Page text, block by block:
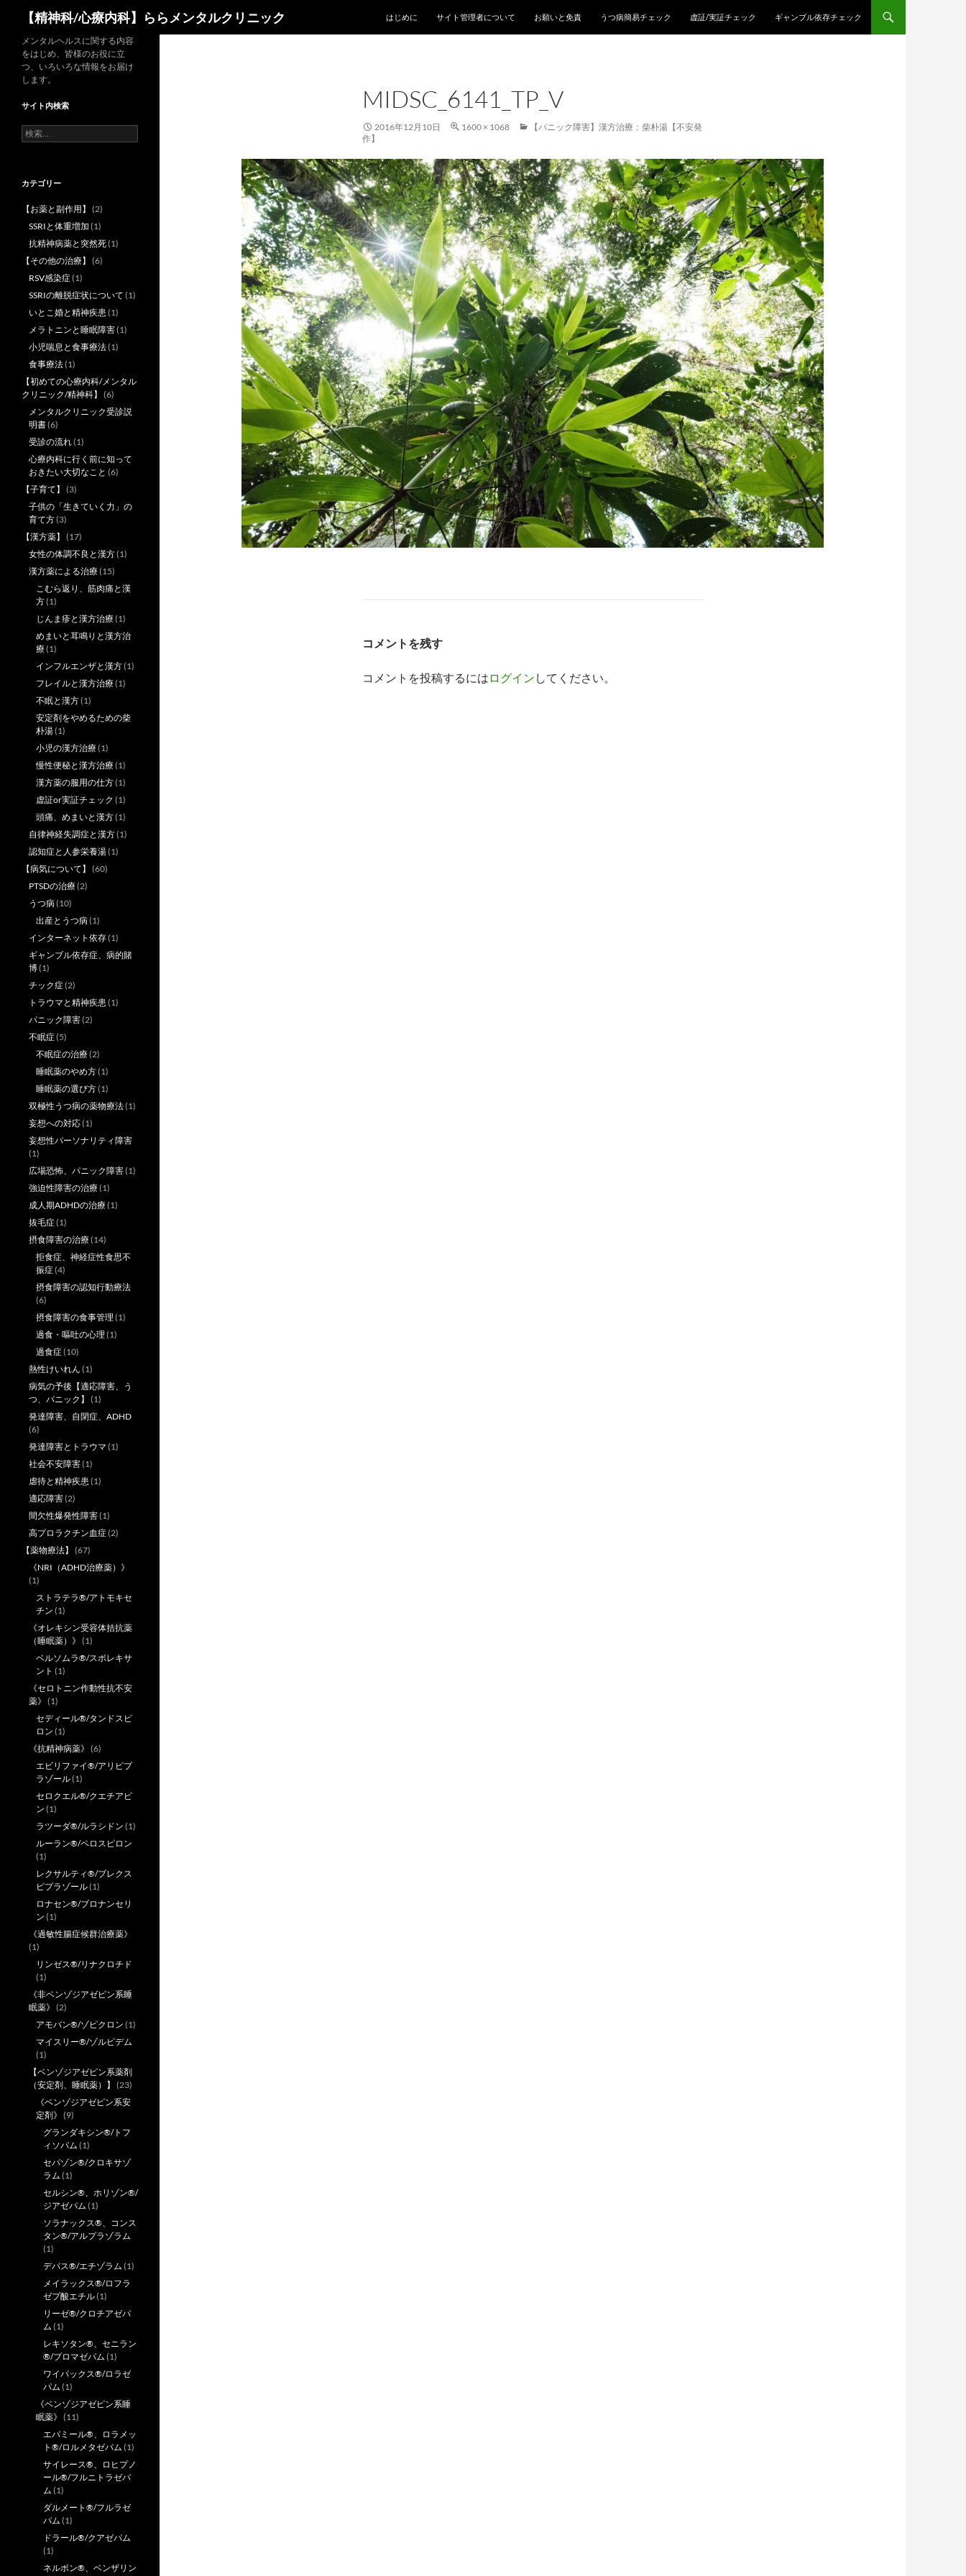
【精神科/心療内科】ららメンタルクリニック はじめに サイト管理者について お願いと免責 うつ病簡易チェック 虚証/実証チェック ギャンブル依存チェック
MIDSC_6141_TP_V
2016年12月10日 1600 × 1068
【パニック障害】漢方治療：柴朴湯【不安発
作】
コメントを残す
コメントを投稿するには ログイン してください。
メンタルヘルスに関する内容
をはじめ、皆様のお役に立
つ、いろいろな情報をお届け
します。
サイト内検索
検
索:
カテゴリー
【お薬と副作用】
(2)
SSRIと体重増加 (1)
抗精神病薬と突然死(1)
【その他の治療】
(6)
RSV感染症(1)
SSRIの離脱症状について (1)
いとこ婚と精神疾患 (1)
メラトニンと睡眠障害(1)
小児喘息と食事療法(1)
食事療法(1)
【初めての心療内科/メンタル
クリニック/精神科】
(6)
メンタルクリニック受診説
明書(6)
受診の流れ(1)
心療内科に行く前に知って
おきたい大切なこと (6)
【子育て】
(3)
子供の「生きていく力」の
育て方(3)
【漢方薬】
(17)
女性の体調不良と漢方(1)
漢方薬による治療(15)
こむら返り、筋肉痛と漢
方(1)
じんま疹と漢方治療(1)
めまいと耳鳴りと漢方治
療(1)
インフルエンザと漢方(1)
フレイルと漢方治療(1)
不眠と漢方(1)
安定剤をやめるための柴
朴湯(1)
小児の漢方治療(1)
慢性便秘と漢方治療(1)
漢方薬の服用の仕方(1)
虚証or実証チェック (1)
頭痛、めまいと漢方(1)
自律神経失調症と漢方(1)
認知症と人参栄養湯(1)
【病気について】
(60)
PTSDの治療(2)
うつ病(10)
出産とうつ病(1)
インターネット依存(1)
ギャンブル依存症、病的賭
博(1)
チック症(2)
トラウマと精神疾患 (1)
パニック障害(2)
不眠症(5)
不眠症の治療(2)
睡眠薬のやめ方(1)
睡眠薬の選び方(1)
双極性うつ病の薬物療法(1)
妄想への対応(1)
妄想性パーソナリティ障害
(1)
広場恐怖、パニック障害(1)
強迫性障害の治療(1)
成人期ADHDの治療(1)
抜毛症(1)
摂食障害の治療(14)
拒食症、神経症性食思不
振症(4)
摂食障害の認知行動療法
(6)
摂食障害の食事管理 (1)
過食・嘔吐の心理 (1)
過食症(10)
熱性けいれん (1)
病気の予後【適応障害、う
つ、パニック】
(1)
発達障害、自閉症、ADHD
(6)
発達障害とトラウマ (1)
社会不安障害(1)
虐待と精神疾患 (1)
適応障害(2)
間欠性爆発性障害(1)
高プロラクチン血症(2)
【薬物療法】
(67)
《NRI（ADHD治療薬）》
(1)
ストラテラ®/アトモキセ
チン (1)
《オレキシン受容体拮抗薬
（睡眠薬）》 (1)
ベルソムラ®/スボレキサ
ント (1)
《セロトニン作動性抗不安
薬》 (1)
セディール®/タンドスピ
ロン (1)
《抗精神病薬》 (6)
エビリファイ®/アリピプ
ラゾール(1)
セロクエル®/クエチアピ
ン (1)
ラツーダ®/ルラシドン (1)
ルーラン®/ペロスピロン
(1)
レクサルティ®/ブレクス
ピプラゾール(1)
ロナセン®/ブロナンセリ
ン (1)
《過敏性腸症候群治療薬》
(1)
リンゼス®/リナクロチド
(1)
《非ベンゾジアゼピン系睡
眠薬》 (2)
アモバン®/ゾピクロン (1)
マイスリー®/ゾルピデム
(1)
【ベンゾジアゼピン系薬剤
（安定剤、睡眠薬）】
(23)
《ベンゾジアゼピン系安
定剤》 (9)
グランダキシン®/トフ
ィソパム (1)
セパゾン®/クロキサゾ
ラム (1)
セルシン®、ホリゾン®/
ジアゼパム (1)
ソラナックス®、コンス
タン®/アルプラゾラム
(1)
デパス®/エチゾラム (1)
メイラックス®/ロフラ
ゼプ酸エチル(1)
リーゼ®/クロチアゼパ
ム (1)
レキソタン®、セニラン
®/ブロマゼパム (1)
ワイパックス®/ロラゼ
パム (1)
《ベンゾジアゼピン系睡
眠薬》 (11)
エバミール®、ロラメッ
ト®/ロルメタゼパム (1)
サイレース®、ロヒプノ
ール®/フルニトラゼパ
ム (1)
ダルメート®/フルラゼ
パム (1)
ドラール®/クアゼパム
(1)
ネルボン®、ベンザリン